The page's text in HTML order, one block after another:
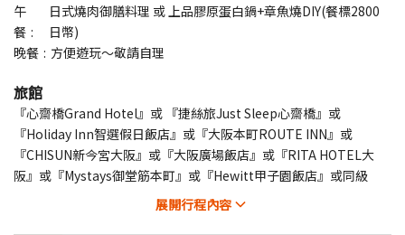
午
餐
日式燒肉御膳料理 或 上品膠原蛋白鍋+章魚燒DIY(餐標2800
日幣)
晚餐
方便遊玩～敬請自理
旅館
『心齋橋Grand Hotel』或 『捷絲旅Just Sleep心齋橋』或
『Holiday Inn智選假日飯店』或『大阪本町ROUTE INN』或
『CHISUN新今宮大阪』或『大阪廣場飯店』或『RITA HOTEL大
阪』或『Mystays御堂筋本町』或『Hewitt甲子園飯店』或同級
展開行程內容